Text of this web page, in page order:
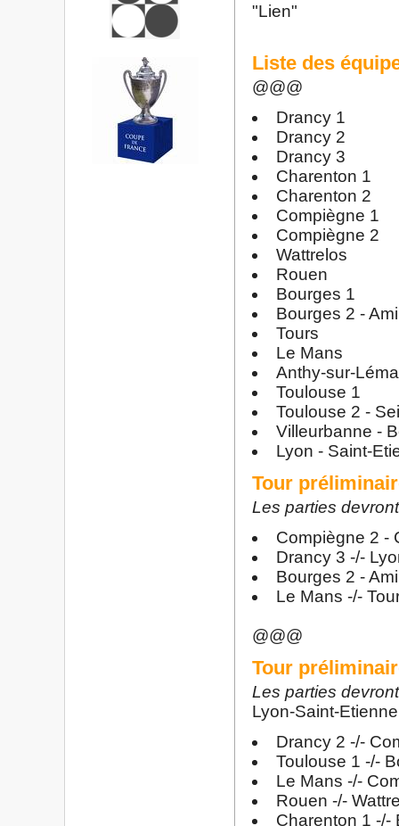
"Lien"
Liste des
@@@
Drancy 1
Drancy 2
Drancy 3
Charenton 1
Charenton 2
Compiègne 1
Compiègne 2
Wattrelos
Rouen
Bourges 1
Bourges 2 -
Tours
Le Mans
Anthy-sur-
Toulouse 1
Toulouse 2 -
Villeurbanne -
Lyon - Saint-
Tour
Les parties
Compiègne 2 -
Drancy 3 -/-
Bourges 2 -
Le Mans -/-
@@@
Tour
Les parties
Lyon-Saint-
Drancy 2 -/-
Toulouse 1 -/-
Le Mans -/-
Rouen -/-
Charenton 1 -/-